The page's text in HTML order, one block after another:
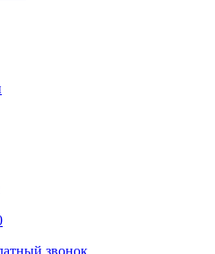
звонок